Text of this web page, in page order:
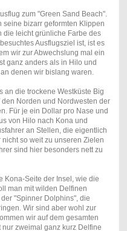
zum "Green Sand Beach".
seine bizarr geformten Klippen
die leicht grünliche Farbe des
Ausflugsziel ist, ist es
wir zur Abwechslung mal ein
ganz anders als in Hilo und
denen wir bislang waren.
an die trockene Westküste Big
Norden und Nordwesten der
Für je ein Dollar pro Nase und
von Hilo nach Kona und
an Stellen, die eigentlich
so weit zu unseren Zielen
sind hier besonders nett zu
Kona-Seite der Insel, wie die
man mit wilden Delfinen
"Spinner Dolphins", die
Wir sind aber wohl zur
wir auf dem gesamten
zweimal ganz kurz Delfine